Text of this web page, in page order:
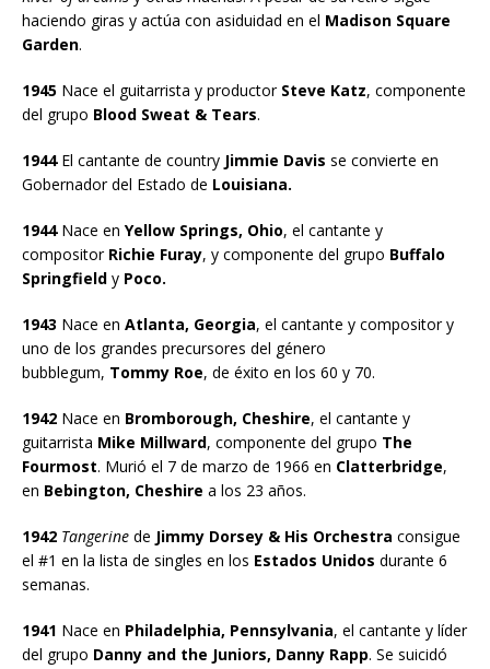
haciendo giras y actúa con asiduidad en el Madison Square
Garden.
1945 Nace el guitarrista y productor Steve Katz, componente
del grupo Blood Sweat & Tears.
1944El cantante de country Jimmie Davis se convierte en
Gobernador del Estado de Louisiana.
1944Nace en Yellow Springs, Ohio, el cantante y
compositor Richie Furay, y componente del grupo Buffalo
Springfield y Poco.
1943 Nace en Atlanta, Georgia, el cantante y compositor y
uno de los grandes precursores del género
bubblegum, Tommy Roe, de éxito en los 60 y 70.
1942 Nace en Bromborough, Cheshire, el cantante y
guitarrista Mike Millward, componente del grupo The
Fourmost. Murió el 7 de marzo de 1966 en Clatterbridge,
en Bebington, Cheshire a los 23 años.
1942 Tangerine de Jimmy Dorsey & His Orchestra consigue
el #1 en la lista de singles en los Estados Unidos durante 6
semanas.
1941 Nace en Philadelphia, Pennsylvania, el cantante y líder
del grupo Danny and the Juniors, Danny Rapp. Se suicidó